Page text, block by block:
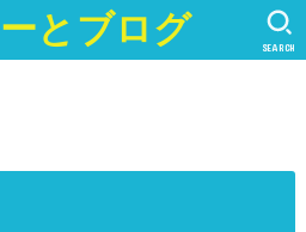
とブログ SEARCH